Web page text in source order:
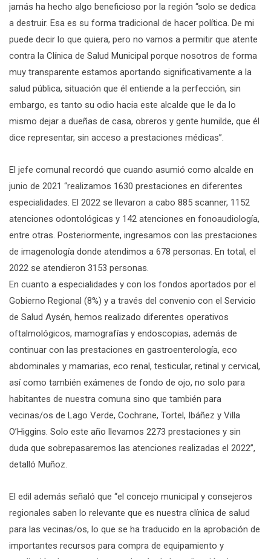
jamás ha hecho algo beneficioso por la región “solo se dedica
a destruir. Esa es su forma tradicional de hacer política. De mi
puede decir lo que quiera, pero no vamos a permitir que atente
contra la Clínica de Salud Municipal porque nosotros de forma
muy transparente estamos aportando significativamente a la
salud pública, situación que él entiende a la perfección, sin
embargo, es tanto su odio hacia este alcalde que le da lo
mismo dejar a dueñas de casa, obreros y gente humilde, que él
dice representar, sin acceso a prestaciones médicas”.
El jefe comunal recordó que cuando asumió como alcalde en
junio de 2021 “realizamos 1630 prestaciones en diferentes
especialidades. El 2022 se llevaron a cabo 885 scanner, 1152
atenciones odontológicas y 142 atenciones en fonoaudiología,
entre otras. Posteriormente, ingresamos con las prestaciones
de imagenología donde atendimos a 678 personas. En total, el
2022 se atendieron 3153 personas.
En cuanto a especialidades y con los fondos aportados por el
Gobierno Regional (8%) y a través del convenio con el Servicio
de Salud Aysén, hemos realizado diferentes operativos
oftalmológicos, mamografías y endoscopias, además de
continuar con las prestaciones en gastroenterología, eco
abdominales y mamarias, eco renal, testicular, retinal y cervical,
así como también exámenes de fondo de ojo, no solo para
habitantes de nuestra comuna sino que también para
vecinas/os de Lago Verde, Cochrane, Tortel, Ibáñez y Villa
O’Higgins. Solo este año llevamos 2273 prestaciones y sin
duda que sobrepasaremos las atenciones realizadas el 2022”,
detalló Muñoz.
El edil además señaló que “el concejo municipal y consejeros
regionales saben lo relevante que es nuestra clínica de salud
para las vecinas/os, lo que se ha traducido en la aprobación de
importantes recursos para compra de equipamiento y